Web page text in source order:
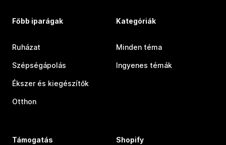
Főbb iparágak
Ruházat
Szépségápolás
Ékszer és kiegészítők
Otthon
Kategóriák
Minden téma
Ingyenes témák
Támogatás Shopify